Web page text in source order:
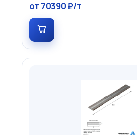
от 70390 ₽/т